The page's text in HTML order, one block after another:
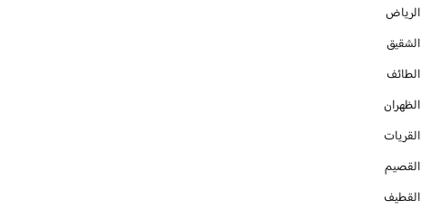
الرياض
الشقيق
الطائف
الظهران
القريات
القصيم
القطيف